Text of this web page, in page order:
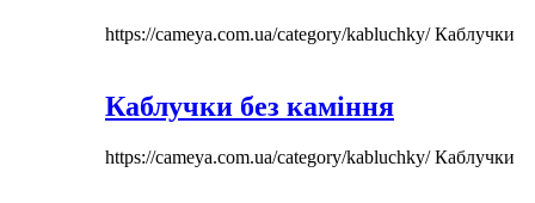
https://cameya.com.ua/category/kabluchky/Каблучки
Каблучки без каміння
https://cameya.com.ua/category/kabluchky/Каблучки